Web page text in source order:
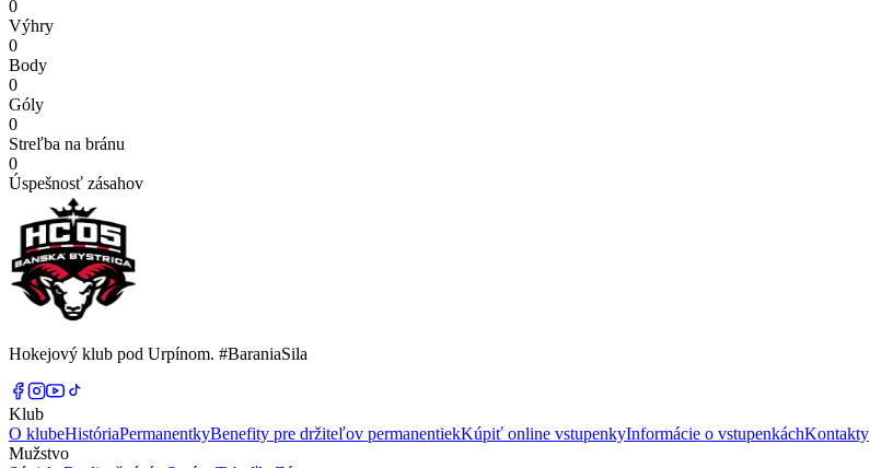
0
Výhry
0
Body
0
Góly
0
Streľba na bránu
0
Úspešnosť zásahov
Hokejový klub pod Urpínom. #BaraniaSila
Klub
O klubeHistóriaPermanentkyBenefity pre držiteľov permanentiekKúpiť online vstupenkyInformácie o vstupenkáchKontakty
Mužstvo